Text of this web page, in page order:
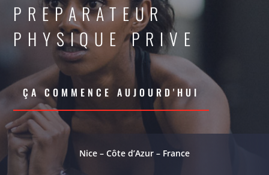
PREPARATEUR
PHYSIQUE PRIVE
ÇA COMMENCE AUJOURD'HUI
Nice – Côte d’Azur – France